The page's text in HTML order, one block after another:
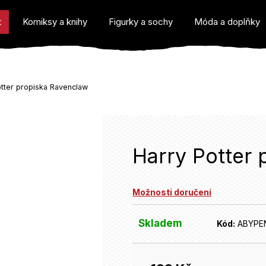
Komiksy a knihy Figurky a sochy Móda a doplňky
propiska Ravenclaw
Harry Potter
Možnosti doručení
Skladem Kód: